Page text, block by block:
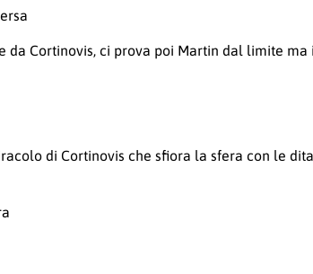
da Cortinovis, ci prova poi Martin dal limite
di Cortinovis che sfiora la sfera con le